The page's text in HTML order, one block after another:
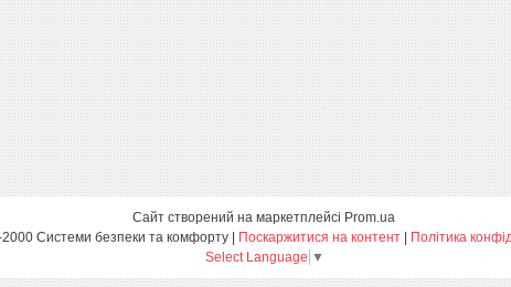
Сайт створений на маркетплейсі Prom.ua
Фараон-2000 Системи безпеки та комфорту | Поскаржитися на контент | Політика
Select Language ▼